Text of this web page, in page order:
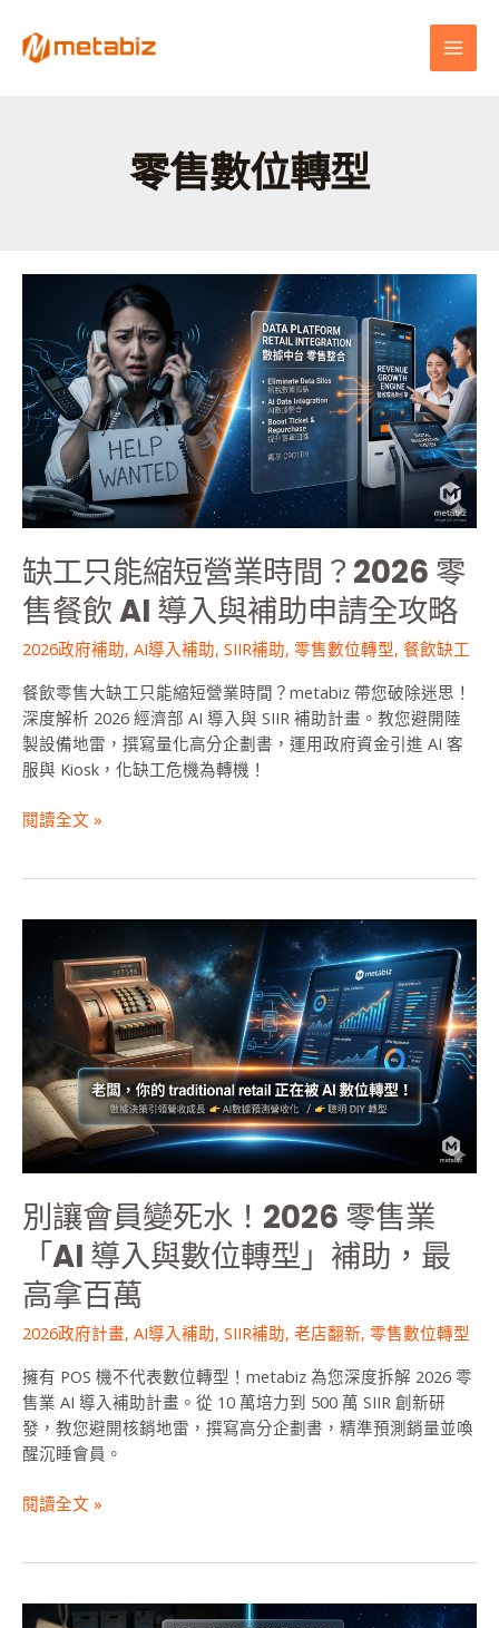
零售數位轉型
缺工只能縮短營業時間？2026 零
售餐飲 AI 導入與補助申請全攻略
2026政府補助, AI導入補助, SIIR補助, 零售數位轉型, 餐飲缺工
餐飲零售大缺工只能縮短營業時間？metabiz 帶您破除迷思！
深度解析 2026 經濟部 AI 導入與 SIIR 補助計畫。教您避開陸
製設備地雷，撰寫量化高分企劃書，運用政府資金引進 AI 客
服與 Kiosk，化缺工危機為轉機！
只
能
縮
短
營
時
間？
零
售
餐
飲
導
入
與
補
申
全
略
閱讀全文 »
別讓會員變死水！2026 零售業
「AI 導入與數位轉型」補助，最
高拿百萬
2026政府計畫, AI導入補助, SIIR補助, 老店翻新, 零售數位轉型
擁有 POS 機不代表數位轉型！metabiz 為您深度拆解 2026 零
售業 AI 導入補助計畫。從 10 萬培力到 500 萬 SIIR 創新研
發，教您避開核銷地雷，撰寫高分企劃書，精準預測銷量並喚
醒沉睡會員。
員
死
水！
2026
零
售
「AI
與
數
位
轉
型」
補
助，
最
高
閱讀全文 »
別